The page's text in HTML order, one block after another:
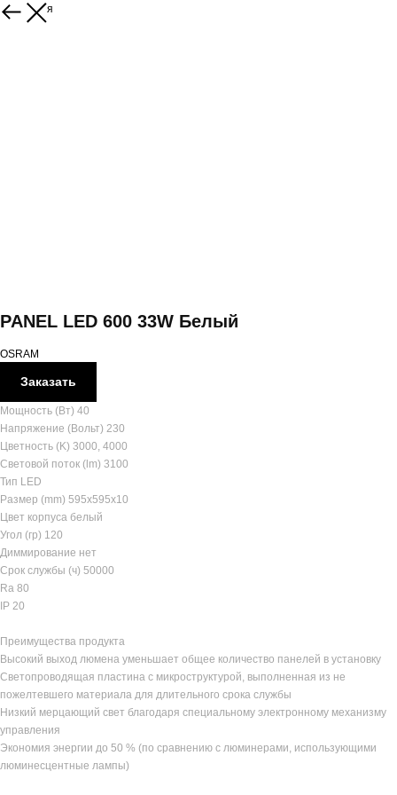
Вернуться
PANEL LED 600 33W Белый
OSRAM
Заказать
Мощность (Вт) 40
Напряжение (Вольт) 230
Цветность (K) 3000, 4000
Световой поток (lm) 3100
Тип LED
Размер (mm) 595х595х10
Цвет корпуса белый
Угол (гр) 120
Диммирование нет
Срок службы (ч) 50000
Ra 80
IP 20
Преимущества продукта
Высокий выход люмена уменьшает общее количество панелей в установку
Светопроводящая пластина c микроструктурой, выполненная из не
пожелтевшего материала для длительного срока службы
Низкий мерцающий свет благодаря специальному электронному механизму
управления
Экономия энергии до 50 % (по сравнению с люминерами, использующими
люминесцентные лампы)